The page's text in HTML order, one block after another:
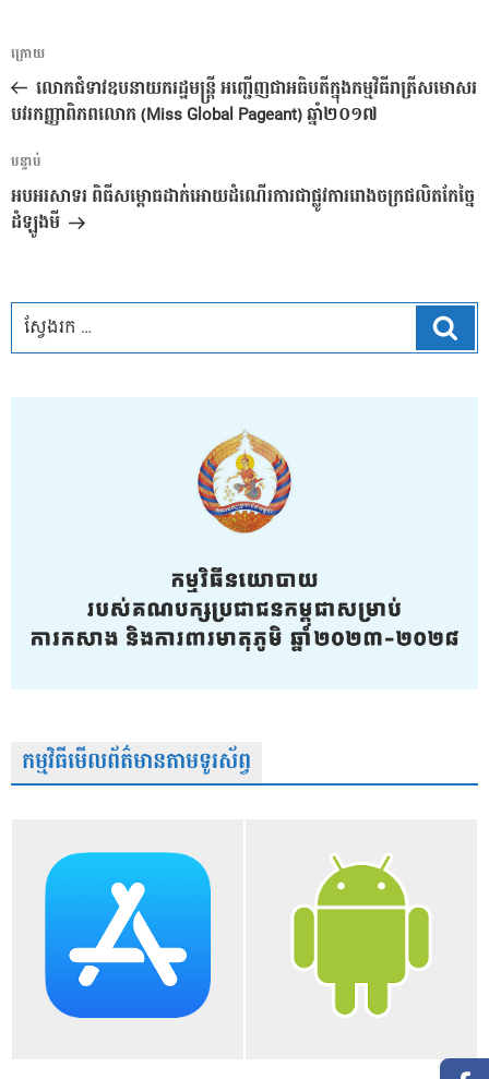
ការ​
នាំទិស​
ប្រកាស
អត្ថបទ
មុន
ក្រោយ
លោកជំទាវឧបនាយករដ្ឋមន្ត្រី អញ្ជើញជាអធិបតីក្នុងកម្មវិធីរាត្រីសមោសរ
បវរកញ្ញាពិភពលោក (Miss Global Pageant) ឆ្នាំ២០១៧
អត្ថបទ
បន្ទាប់
បន្ទាប់
អបអរសាទរ ពិធីសម្ពោធដាក់អោយដំណើរការជាផ្លូវការរោងចក្រផលិតកែច្នៃ
ដំឡូងមី
កម្មវិធីមើលព័ត៌មានតាមទូរស័ព្វ